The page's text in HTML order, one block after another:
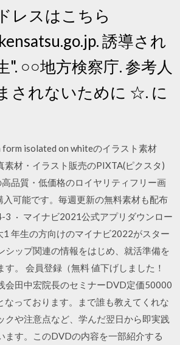
レスはこちら
誘導され
". ○○地方検察庁. 参考人
されないために ☆. に
form isolated on whiteのイラスト素材
材・イラスト販売のPIXTA(ピクスタ)
品質・低価格のロイヤリティフリー画
可能です。毎週更新の無料素材も配布
3 · マイナビ2021公式アプリダウンロー
1 年生の方向けのマイナビ2022がスター
シップ関連の情報をはじめ、就活準備を
す。 会員登録（無料 値下げしました！
会田中宏院長のセミナーDVD定価50000
なっております。まで誰も教えてくれな
クや注意点など、学んだ翌日から即実践
ます。このDVDの内容を一部紹介する